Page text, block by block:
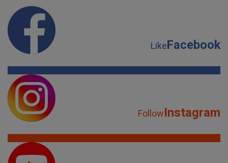
LikeFacebook
FollowInstagram